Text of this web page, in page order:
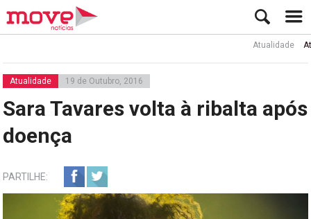
Atualidade Ator
Atualidade 19 de Outubro, 2016
Sara Tavares volta à ribalta após
doença
PARTILHE: